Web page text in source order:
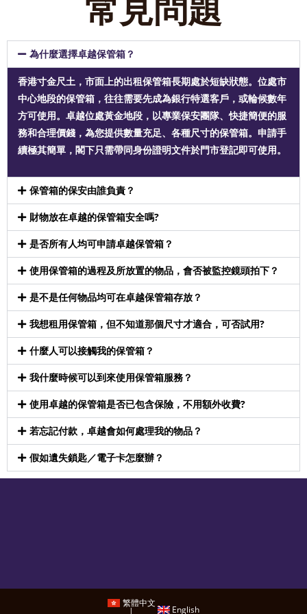
為什麼選擇卓越保管箱？
香港寸金尺土，市面上的出租保管箱長期處於短缺狀態。位處市
中心地段的保管箱，往往需要先成為銀行特選客戶，或輪候數年
方可使用。卓越位處黃金地段，以專業保安團隊、快捷簡便的服
務和合理價錢，為您提供數量充足、各種尺寸的保管箱。申請手
續極其簡單，閣下只需帶同身份證明文件於門市登記即可使用。
保管箱的保安由誰負責？
財物放在卓越的保管箱安全嗎?
是否所有人均可申請卓越保管箱？
使用保管箱的過程及所放置的物品，會否被監控鏡頭拍下？
是不是任何物品均可在卓越保管箱存放？
我想租用保管箱，但不知道那個尺寸才適合，可否試用?
什麼人可以接觸我的保管箱？
我什麼時候可以到來使用保管箱服務？
使用卓越的保管箱是否已包含保險，不用額外收費?
若忘記付款，卓越會如何處理我的物品？
假如遺失鎖匙／電子卡怎麼辦？
繁體中文
English